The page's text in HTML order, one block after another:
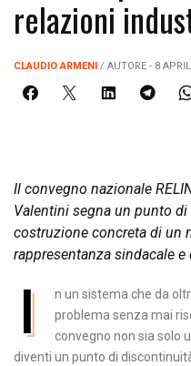
relazioni
CLAUDIO ARMENI / AUTORE - 8
Il convegno nazionale
Valentini segna un punto
costruzione concreta di un
rappresentanza sindacale e
I
n un sistema che da
problema senza mai
convegno non sia solo
diventi un punto di